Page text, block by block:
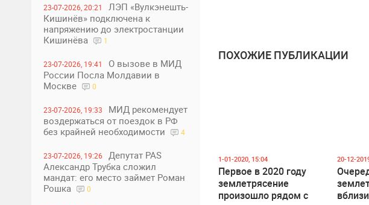
23-07-2026, 20:21
ЛЭП «Вулкэнешть-
Кишинёв» подключена к
напряжению до электростанции
Кишинёва
1
23-07-2026, 19:41
О вызове в МИД
России Посла Молдавии в
Москве
0
23-07-2026, 19:33
МИД рекомендует
воздержаться от поездок в РФ
без крайней необходимости
4
23-07-2026, 19:26
Депутат PAS
Александр Трубка сложил
мандат: его место займет Роман
Рошка
0
ПОХОЖИЕ ПУБЛИКАЦИИ
1-01-2020, 15:04
Первое в 2020 году
землетрясение
произошло рядом с
20-12-